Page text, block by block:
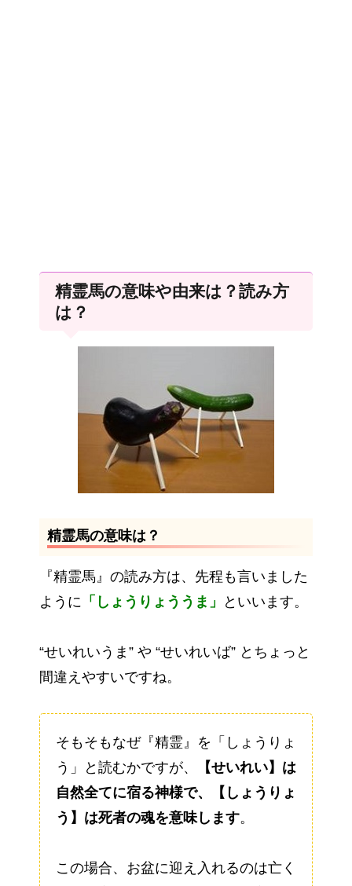
精霊馬の意味や由来は？読み方
は？
精霊馬の意味は？
『精霊馬』の読み方は、先程も言いました
ように 「しょうりょううま」 といいます。
“せいれいうま” や “せいれいば” とちょっと
間違えやすいですね。
そもそもなぜ『精霊』を「しょうりょ
う」と読むかですが、
【せいれい】は
自然全てに宿る神様で、【しょうりょ
う】は死者の魂を意味します。
この場合、お盆に迎え入れるのは亡く